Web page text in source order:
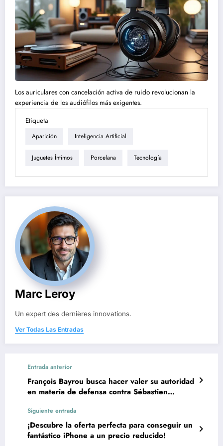
Los auriculares con cancelación activa de ruido revolucionan la
experiencia de los audiófilos más exigentes.
Etiqueta
Aparición Inteligencia Artificial
Juguetes Íntimos Porcelana Tecnología
Marc Leroy
Un expert des dernières innovations.
Ver Todas Las Entradas
Entrada anterior
François Bayrou busca hacer valer su autoridad
en materia de defensa contra Sébastien
Siguiente entrada
¡Descubre la oferta perfecta para conseguir un
fantástico iPhone a un precio reducido!